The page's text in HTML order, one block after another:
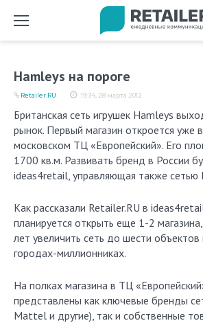
Hamleys на пороге
19:34, 28 марта 2012
Retailer.RU
Британская сеть игрушек Hamleys выходит на российский
рынок. Первый магазин откроется уже
московском ТЦ «Европейский». Его
1700 кв.м. Развивать бренд в России
ideas4retail, управляющая также сетью
Как рассказали Retailer.RU в
планируется открыть еще 1-2
лет увеличить сеть до шести
городах-миллионниках.
На полках магазина в ТЦ
представлены как ключевые бренды
Mattel и другие), так и собственные